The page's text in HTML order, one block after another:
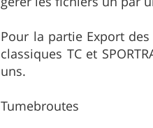
Pour la partie Export des
classiques TC et
uns.
Tumebroutes